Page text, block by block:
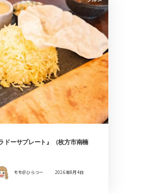
ドーサプレート』（枚方市南楠
モモ＠ひらつー 2026年8月4日